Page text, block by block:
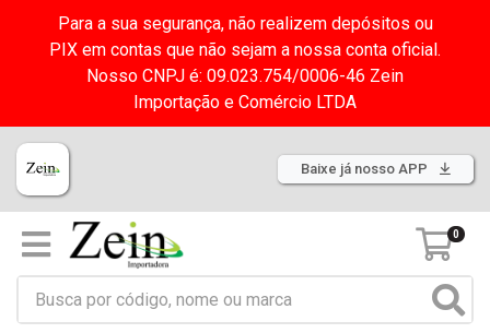
Para a sua segurança, não realizem depósitos ou
PIX em contas que não sejam a nossa conta oficial.
Nosso CNPJ é: 09.023.754/0006-46 Zein
Importação e Comércio LTDA
Baixe já nosso APP
0